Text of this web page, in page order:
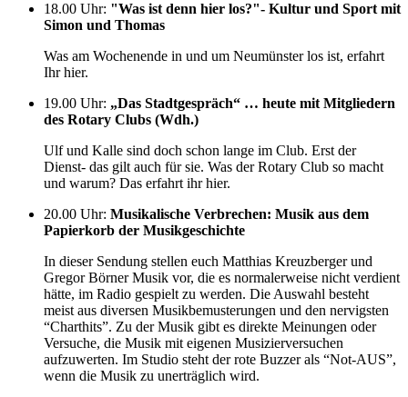
18.00 Uhr: "Was ist denn hier los?"- Kultur und Sport mit
Simon und Thomas
Was am Wochenende in und um Neumünster los ist, erfahrt
Ihr hier.
19.00 Uhr: „Das Stadtgespräch“ … heute mit Mitgliedern
des Rotary Clubs (Wdh.)
Ulf und Kalle sind doch schon lange im Club. Erst der
Dienst- das gilt auch für sie. Was der Rotary Club so macht
und warum? Das erfahrt ihr hier.
20.00 Uhr: Musikalische Verbrechen: Musik aus dem
Papierkorb der Musikgeschichte
In dieser Sendung stellen euch Matthias Kreuzberger und
Gregor Börner Musik vor, die es normalerweise nicht verdient
hätte, im Radio gespielt zu werden. Die Auswahl besteht
meist aus diversen Musikbemusterungen und den nervigsten
“Charthits”. Zu der Musik gibt es direkte Meinungen oder
Versuche, die Musik mit eigenen Musizierversuchen
aufzuwerten. Im Studio steht der rote Buzzer als “Not-AUS”,
wenn die Musik zu unerträglich wird.